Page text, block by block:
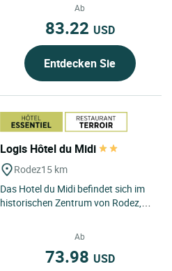
Generationen von derselben
Ab
83.22 USD
Entdecken Sie
Logis Hôtel du Midi
Rodez15 km
Das Hotel du Midi befindet sich im
historischen Zentrum von Rodez,
gotischen Kathedrale und nur...
Ab
73.98 USD